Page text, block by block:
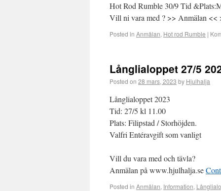
Hot Rod Rumble 30/9 Tid
Vill ni vara med ? >> Anmälan <<
Posted in Anmälan, Hot rod Rumble |
Långlialoppet 27/5
Posted on 28 mars, 2023 by Hjulhalja
Långlialoppet 2023
Tid: 27/5 kl 11.00
Plats: Filipstad / Storhöjden.
Valfri Entéravgift som vanligt
Vill du vara med och tävla?
Anmälan på www.hjulhalja.se
Posted in Anmälan, Information,